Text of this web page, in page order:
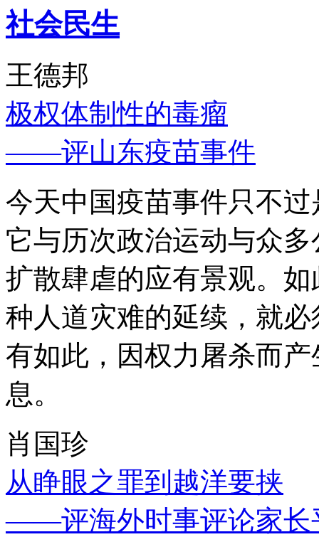
社会民生
王德邦
极权体制性的毒瘤
——评山东疫苗事件
今天中国疫苗事件只不
它与历次政治运动与众
扩散肆虐的应有景观。
种人道灾难的延续，就
有如此，因权力屠杀而
息。
肖国珍
从睁眼之罪到越洋要挟
——评海外时事评论家长